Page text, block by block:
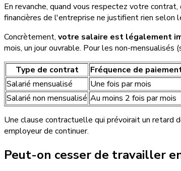
En revanche, quand vous respectez votre
financières de l'entreprise ne justifient rien selon
Concrètement, votre salaire est légalement
mois, un jour ouvrable. Pour les non-
Type de contrat
Fréquence de
Salarié mensualisé
Une fois par mois
Salarié non mensualisé Au moins 2 fois par mois
Une clause contractuelle qui prévoirait un retard
employeur de continuer.
Peut-on cesser de travailler